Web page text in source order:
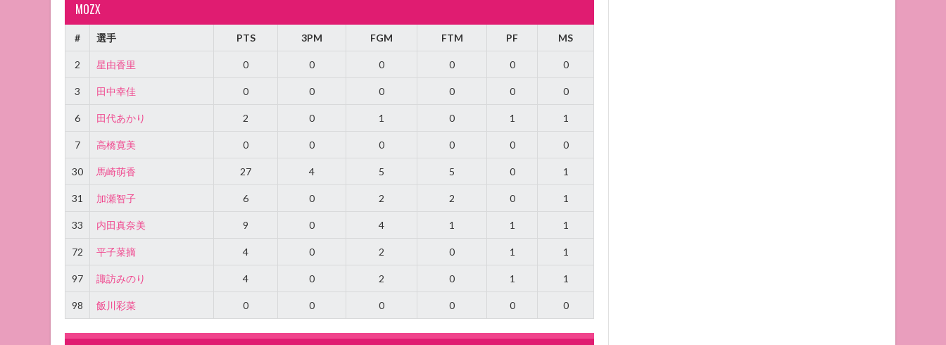
MOZX
# 選手 PTS 3PM FGM FTM PF MS
2 星由香里 0 0 0 0 0 0
3 田中幸佳 0 0 0 0 0 0
6 田代あかり 2 0 1 0 1 1
7 高橋寛美 0 0 0 0 0 0
30 馬崎萌香 27 4 5 5 0 1
31 加瀬智子 6 0 2 2 0 1
33 内田真奈美 9 0 4 1 1 1
72 平子菜摘 4 0 2 0 1 1
97 諏訪みのり 4 0 2 0 1 1
98 飯川彩菜 0 0 0 0 0 0